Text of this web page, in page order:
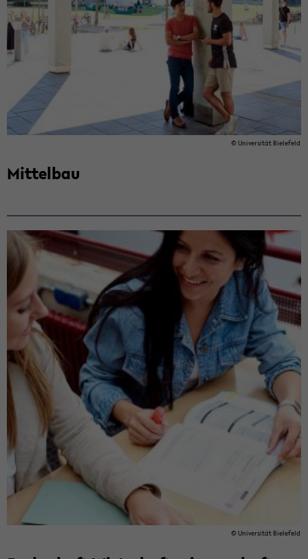
© Uni­ver­si­tät Bie­le­feld
Mit­tel­bau
© Uni­ver­si­tät Bie­le­feld